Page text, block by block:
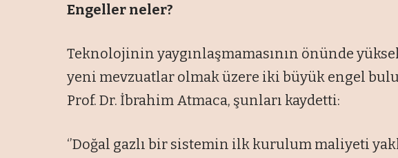
Engeller neler?
Teknolojinin yaygınlaşmamasının önünde
yeni mevzuatlar olmak üzere iki büyük engel
Prof. Dr. İbrahim Atmaca, şunları kaydetti:
‘’Doğal gazlı bir sistemin ilk kurulum maliyeti